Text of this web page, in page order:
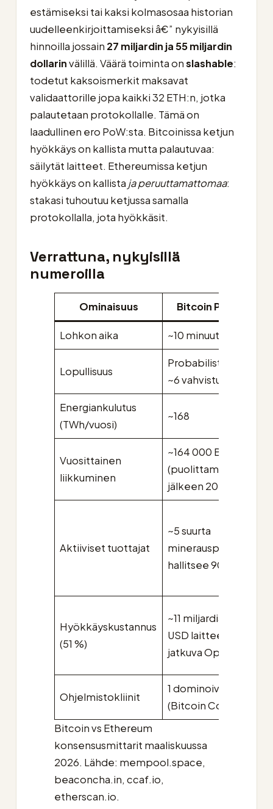
estämiseksi tai kaksi kolmasosaa historian
uudelleenkirjoittamiseksi â€” nykyisillä
hinnoilla jossain 27 miljardin ja 55 miljardin
dollarinvälillä. Väärä toiminta onslashable:
todetut kaksoismerkit maksavat
validaattorille jopa kaikki 32 ETH:n, jotka
palautetaan protokollalle. Tämä on
laadullinen ero PoW:sta. Bitcoinissa ketjun
hyökkäys on kallista mutta palautuvaa:
säilytät laitteet. Ethereumissa ketjun
hyökkäys on kallista ja peruuttamattomaa:
stakasi tuhoutuu ketjussa samalla
protokollalla, jota hyökkäsit.
Verrattuna, nykyisillä
numeroilla
Ominaisuus Bitcoin PoW
Lohkon aika ~10 minuuttia
Lopullisuus
Probabilistinen,
~6 vahvistusta
Energiankulutus
(TWh/vuosi)
~168
Vuosittainen
liikkuminen
~164 000 BTC
(puolittamisen
jälkeen 2024)
Aktiiviset tuottajat
~5 suurta
minerauspoolia
hallitsee 90 %
Hyökkäyskustannus
(51 %)
~11 miljardia
USD laitteet +
jatkuva OpEx
Ohjelmistokliinit
1 dominoiva
(Bitcoin Core)
Bitcoin vs Ethereum
konsensusmittarit maaliskuussa
2026. Lähde: mempool.space,
beaconcha.in, ccaf.io,
etherscan.io.